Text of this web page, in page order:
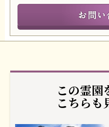
この霊園
こちらも